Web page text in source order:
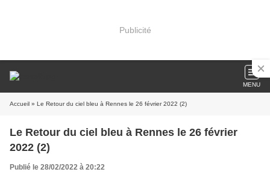
Publicité
MENU
Accueil » Le Retour du ciel bleu à Rennes le 26 février 2022 (2)
Le Retour du ciel bleu à Rennes le 26 février
2022 (2)
Publié le 28/02/2022 à 20:22